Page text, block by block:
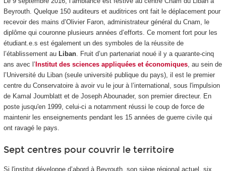
Beyrouth. Quelque 150 auditeurs et auditrices ont fait le déplacement pour
recevoir des mains d’Olivier Faron, administrateur général du Cnam, le
diplôme qui couronne plusieurs années d’efforts. Ce moment fort pour les
étudiant.e.s est également un des symboles de la réussite de
l’établissement au Liban. Fruit d’un partenariat noué il y a quarante-cinq
ans avec l’ Institut des sciences appliquées et économiques, au sein de
l’Université du Liban (seule université publique du pays), il est le premier
centre du Conservatoire à avoir vu le jour à l’international, sous l'impulsion
de Kamal Joumblatt et de Joseph Abounader, son premier directeur. En
poste jusqu'en 1999, celui-ci a notamment réussi le coup de force de
maintenir les enseignements pendant les 15 années de guerre civile qui
ont ravagé le pays.
Sept centres pour couvrir le territoire
Si l'institut développe d’abord à Beyrouth, son siège régional actuel, six